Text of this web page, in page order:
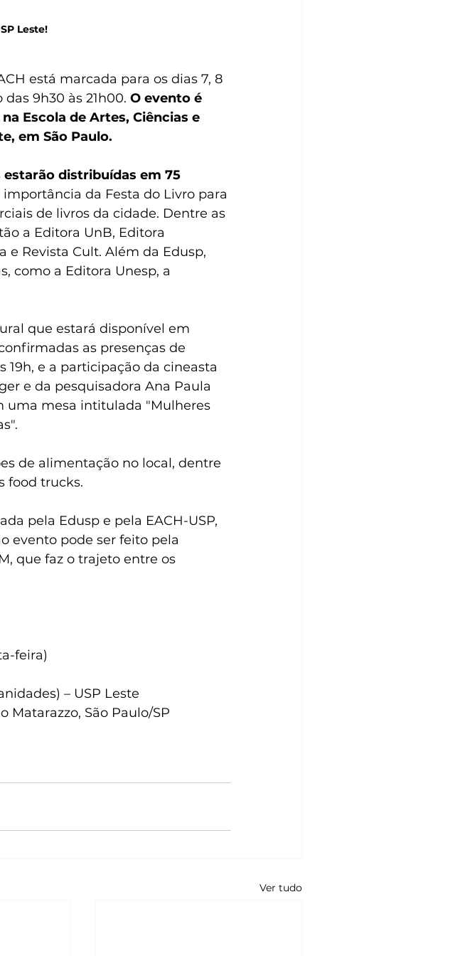
Leste!
está marcada para os dias 7, 8
9h30 às 21h00. O evento é
Escola de Artes, Ciências e
em São Paulo.
distribuídas em 75
da Festa do Livro para
de livros da cidade. Dentre as
a Editora UnB, Editora
e Revista Cult. Além da Edusp,
como a Editora Unesp, a
que estará disponível em
as presenças de
19h, e a participação da cineasta
e da pesquisadora Ana Paula
uma mesa intitulada "Mulheres
de alimentação no local, dentre
food trucks.
pela Edusp e pela EACH-USP,
evento pode ser feito pela
que faz o trajeto entre os
feira)
– USP Leste
Matarazzo, São Paulo/SP
Ver tudo